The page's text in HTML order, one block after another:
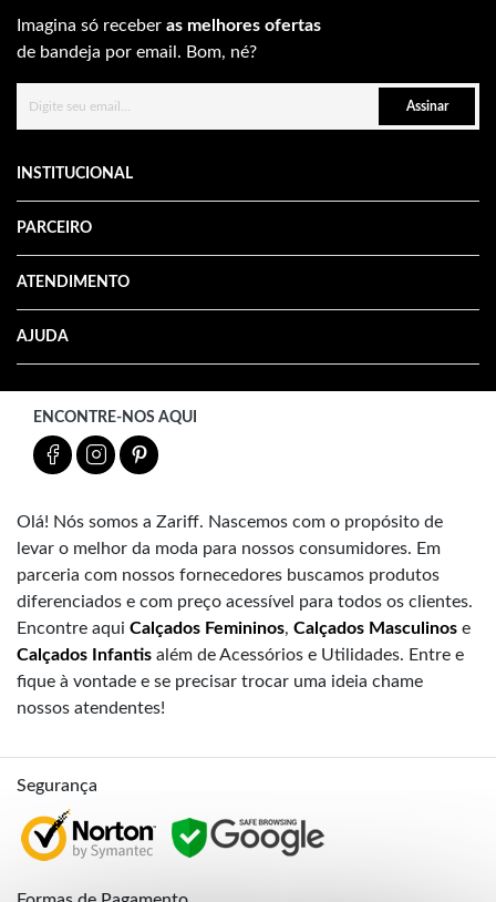
Imagina só receber as melhores ofertas
de bandeja por email. Bom, né?
Assinar
INSTITUCIONAL
PARCEIRO
ATENDIMENTO
AJUDA
ENCONTRE-NOS AQUI
Olá! Nós somos a Zariff. Nascemos com o propósito de
levar o melhor da moda para nossos consumidores. Em
parceria com nossos fornecedores buscamos produtos
diferenciados e com preço acessível para todos os clientes.
Encontre aqui Calçados Femininos, Calçados Masculinos e
Calçados Infantis além de Acessórios e Utilidades. Entre e
fique à vontade e se precisar trocar uma ideia chame
nossos atendentes!
Segurança